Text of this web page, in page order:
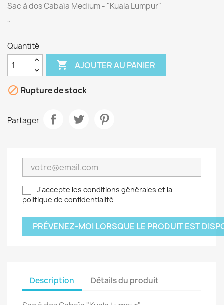
Sac à dos Cabaïa Medium - "Kuala Lumpur"
"
Quantité
 AJOUTER AU PANIER
 Rupture de stock
Partager
J'accepte les conditions générales et la
politique de confidentialité
PRÉVENEZ-MOI LORSQUE LE PRODUIT EST
Description Détails du produit